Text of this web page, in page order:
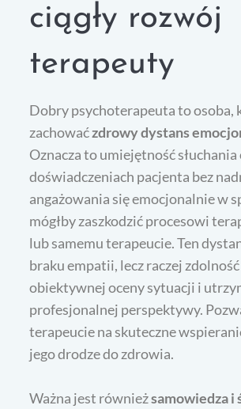
ciągły rozwój
terapeuty
Dobry psychoterapeuta to osoba,
zachowaćzdrowy dystans
Oznacza to umiejętność
doświadczeniach pacjenta bez
angażowania się emocjonalnie w
mógłby zaszkodzić procesowi
lub samemu terapeucie. Ten
braku empatii, lecz raczej
obiektywnej oceny sytuacji i
profesjonalnej perspektywy.
terapeucie na skuteczne
jego drodze do zdrowia.
Ważna jest równieżsamowiedza i